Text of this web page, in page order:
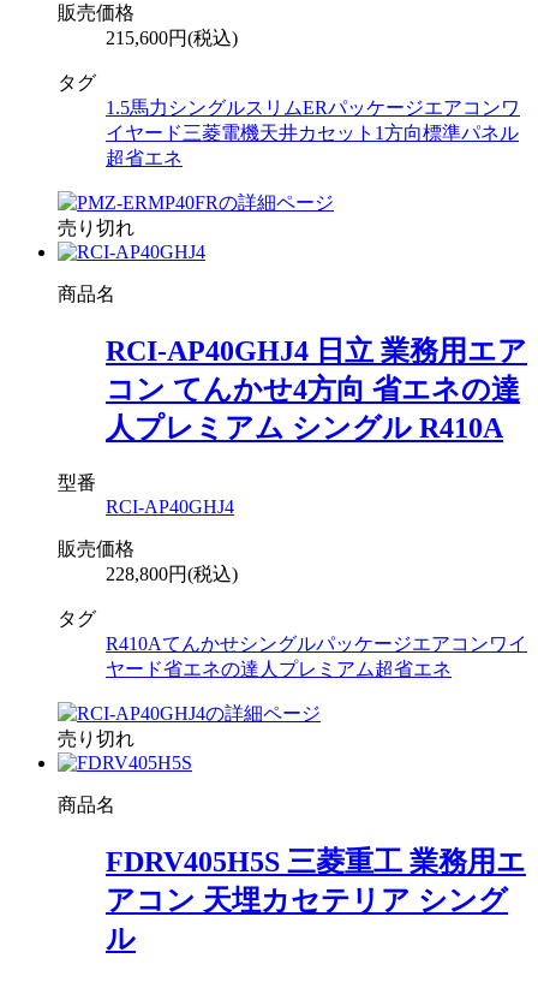
販売価格
215,600円(税込)
タグ
1.5馬力 シングルスリムERパッケージエアコンワ
イヤード三菱電機天井カセット1方向標準パネル
超省エネ
売り切れ
商品名
RCI-AP40GHJ4 日立 業務用エア
コン てんかせ4方向 省エネの達
人プレミアム シングル R410A
型番
RCI-AP40GHJ4
販売価格
228,800円(税込)
タグ
R410Aてんかせシングルパッケージエアコンワイ
ヤード省エネの達人プレミアム超省エネ
売り切れ
商品名
FDRV405H5S 三菱重工 業務用エ
アコン 天埋カセテリア シング
ル